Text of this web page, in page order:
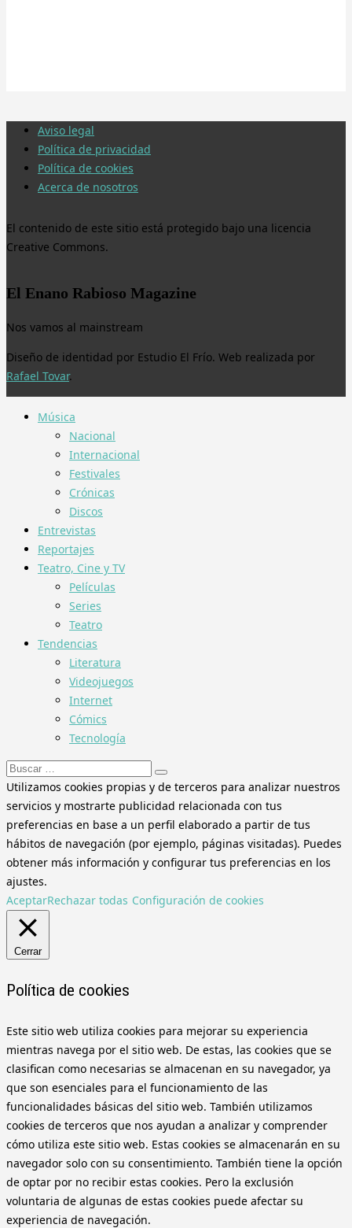
Aviso legal
Política de privacidad
Política de cookies
Acerca de nosotros
El contenido de este sitio está protegido bajo una licencia
Creative Commons.
El Enano Rabioso Magazine
Nos vamos al mainstream
Diseño de identidad por Estudio El Frío. Web realizada por
Rafael Tovar.
Música
Nacional
Internacional
Festivales
Crónicas
Discos
Entrevistas
Reportajes
Teatro, Cine y TV
Películas
Series
Teatro
Tendencias
Literatura
Videojuegos
Internet
Cómics
Tecnología
Buscar:
Utilizamos cookies propias y de terceros para analizar nuestros
servicios y mostrarte publicidad relacionada con tus
preferencias en base a un perfil elaborado a partir de tus
hábitos de navegación (por ejemplo, páginas visitadas). Puedes
obtener más información y configurar tus preferencias en los
ajustes.
AceptarRechazar todas Configuración de cookies
Cerrar
Política de cookies
Este sitio web utiliza cookies para mejorar su experiencia
mientras navega por el sitio web. De estas, las cookies que se
clasifican como necesarias se almacenan en su navegador, ya
que son esenciales para el funcionamiento de las
funcionalidades básicas del sitio web. También utilizamos
cookies de terceros que nos ayudan a analizar y comprender
cómo utiliza este sitio web. Estas cookies se almacenarán en su
navegador solo con su consentimiento. También tiene la opción
de optar por no recibir estas cookies. Pero la exclusión
voluntaria de algunas de estas cookies puede afectar su
experiencia de navegación.